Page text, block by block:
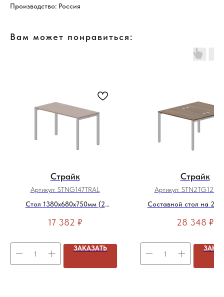
Производство: Россия
Вам может понравиться:
Страйк
Артикул: STNG147TRAL
Стол 1380х680х750мм (2
17 382 ₽
ЗАКАЗАТЬ
Страйк
Артикул:
Составной стол на 2
громмета)
28 348 ₽